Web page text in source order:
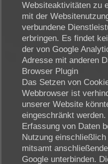
Websiteaktivitäten zu
mit der
verbundene
erbringen. Es findet
der von Google
Adresse mit anderen
Browser Plugin
Das Setzen von
Webbrowser ist
unserer Website
eingeschränkt
Erfassung von Daten
Nutzung
mitsamt
Google unterbinden.